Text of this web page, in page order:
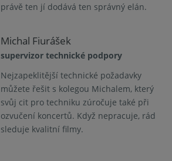
právě ten jí dodává ten správný elán.
Michal Fiurášek
supervizor technické podpory
Nejzapeklitější technické požadavky
můžete řešit s kolegou Michalem, který
svůj cit pro techniku zúročuje také při
ozvučení koncertů. Když nepracuje, rád
sleduje kvalitní filmy.